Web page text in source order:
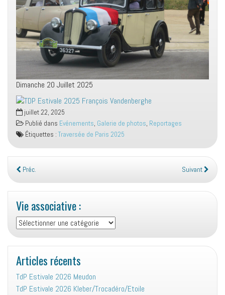
Dimanche 20 Juillet 2025
juillet 22, 2025
Publié dans Evénements, Galerie de photos, Reportages
Étiquettes : Traversée de Paris 2025
Préc. Suivant
Vie associative :
Vie
associative
:
Articles récents
TdP Estivale 2026 Meudon
TdP Estivale 2026 Kleber/Trocadéro/Etoile